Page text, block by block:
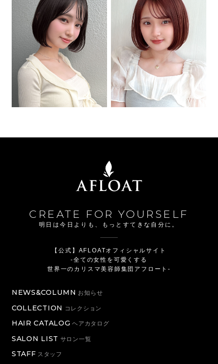
CREATE FOR YOURSELF
明日は今日よりも、もっとすてきな自分に。
【公式】AFLOATオフィシャルサイト
-全ての女性を可愛くする
世界一のカリスマ美容師集団アフロート-
NEWS&COLUMN お知らせ
COLLECTION コレクション
HAIR CATALOG ヘアカタログ
SALON LIST サロン一覧
STAFF スタッフ